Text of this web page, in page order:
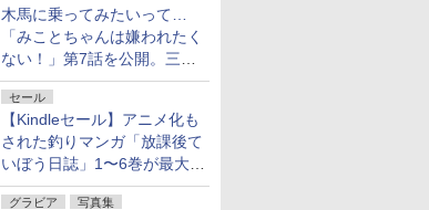
木馬に乗ってみたいって…
「みことちゃんは嫌われたく
ない！」第7話を公開。三角
じゃない方か
セール
【Kindleセール】アニメ化も
された釣りマンガ「放課後て
いぼう日誌」1〜6巻が最大
50％オフのセール中！
グラビア 写真集